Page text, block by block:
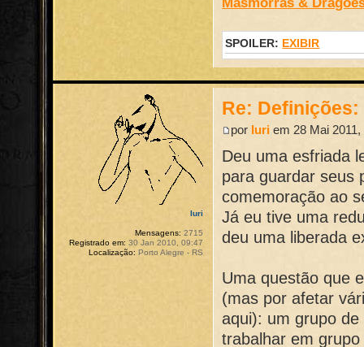
Masmorras &
SPOILER: EXIBIR
Re:
por Iuri em 28 Mai 2011,
Deu uma esfriada
para guardar seus
comemoração ao
Já eu tive uma
deu uma liberada
Uma questão que
(mas por afetar
aqui): um grupo
trabalhar em
Iuri
Mensagens: 2715
Registrado em: 30 Jan 2010, 09:47
Localização: Porto Alegre - RS